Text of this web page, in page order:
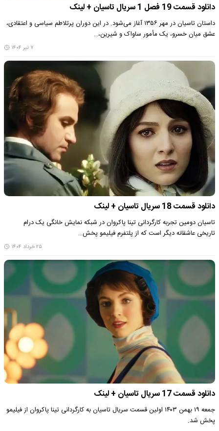
دانلود قسمت 19 فصل 1 سریال تاسیان + لینک
داستان تاسیان در مهر ۱۳۵۶ آغاز می‌شود. در این دوران پرتلاطم سیاسی و اعتقادی،
عشق میان خسرو، یک مأمور ساواک و شیرین،…
۷ تیر ۱۴۰۴
دانلود قسمت 18 سریال تاسیان + لینک
تاسیان دومین تجربه کارگردانی تینا پاکروان در شبکه نمایش خانگی یک درام
تاریخی عاشقانه دیگر است که از پلتفرم فیلیمو پخش…
۲۵ خرداد ۱۴۰۴
دانلود قسمت 17 سریال تاسیان + لینک
جمعه ۱۹ بهمن ۱۴۰۳ اولین قسمت سریال تاسیان به کارگردانی تینا پاکروان از فیلیمو
پخش شد.